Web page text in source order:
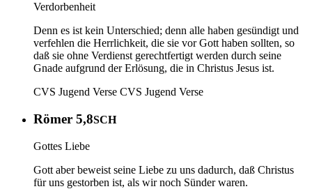
Verdorbenheit
Denn es ist kein Unterschied; denn alle haben gesündigt und
verfehlen die Herrlichkeit, die sie vor Gott haben sollten , so
daß sie ohne Verdienst gerechtfertigt werden durch seine
Gnade aufgrund der Erlösung , die in Christus Jesus ist.
CVS Jugend Verse CVS Jugend Verse
Römer 5,8SCH
Gottes Liebe
Gott aber beweist seine Liebe zu uns dadurch, daß Christus
für uns gestorben ist, als wir noch Sünder waren.